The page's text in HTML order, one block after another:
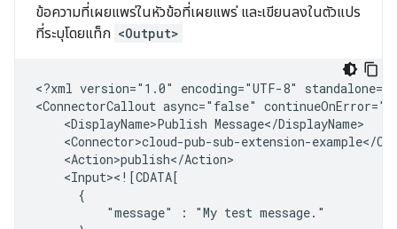
ข้อความที่เผยแพร่ในหัวข้อที่เผยแพร่ และเขียนลงในตัวแปร
ที่ระบุโดยแท็ก <Output>
<?xml version="1.0" encoding="UTF-8"
<ConnectorCallout async="false"
<DisplayName>Publish
"message"
: "My test